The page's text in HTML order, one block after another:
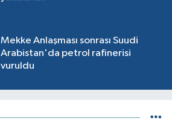
Mekke Anlaşması sonrası Suudi
Arabistan'da petrol rafinerisi
vuruldu